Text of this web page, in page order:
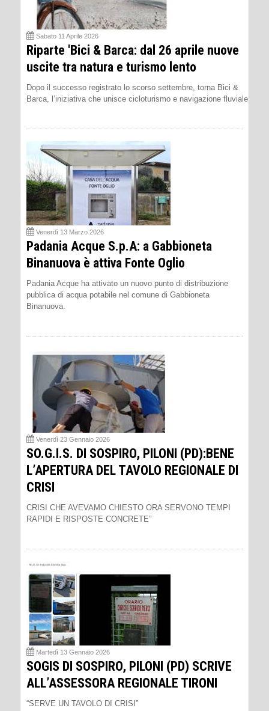
Sabato 11 Aprile 2026
Riparte 'Bici & Barca: dal 26 aprile nuove
uscite tra natura e turismo lento
Dopo il successo registrato lo scorso settembre, torna Bici &
Barca, l’iniziativa che unisce cicloturismo e navigazione fluviale
Venerdì 13 Marzo 2026
Padania Acque S.p.A: a Gabbioneta
Binanuova è attiva Fonte Oglio
Padania Acque ha attivato un nuovo punto di distribuzione
pubblica di acqua potabile nel comune di Gabbioneta
Binanuova.
Venerdì 23 Gennaio 2026
SO.G.I.S. DI SOSPIRO, PILONI (PD):BENE
L’APERTURA DEL TAVOLO REGIONALE DI
CRISI
CRISI CHE AVEVAMO CHIESTO ORA SERVONO TEMPI
RAPIDI E RISPOSTE CONCRETE”
Martedì 13 Gennaio 2026
SOGIS DI SOSPIRO, PILONI (PD) SCRIVE
ALL’ASSESSORA REGIONALE TIRONI
“SERVE UN TAVOLO DI CRISI”